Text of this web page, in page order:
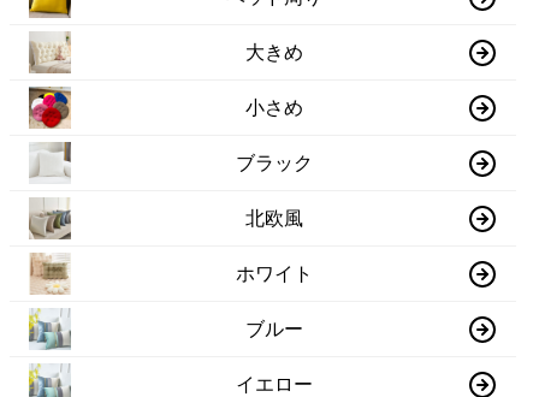
大きめ
小さめ
ブラック
北欧風
ホワイト
ブルー
イエロー